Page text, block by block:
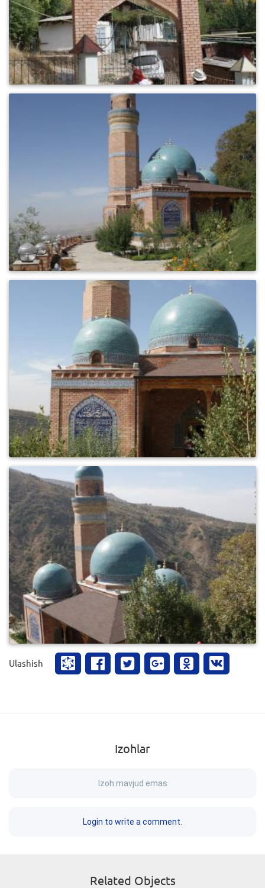
794
0 564
0 719
Ulashish
Izohlar
Izoh mavjud emas
Login to write a comment.
Related Objects